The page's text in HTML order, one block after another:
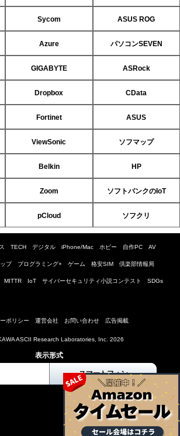
Sycom ASUS ROG
Azure パソコンSEVEN
GIGABYTE ASRock
Dropbox CData
Fortinet ASUS
ViewSonic ソフマップ
Belkin HP
Zoom ソフトバンクのIoT
pCloud ソフクリ
TECH デジタル iPhone/Mac ホビー 自作PC AV
プ プログラミング+ ゲーム 格安SIM 倶楽部情報局
MITTR IoT サイバーセキュリティ小説コンテスト SDGs
ポリシー 運営会社 お問い合わせ 広告掲載
ASCII Research Laboratories, Inc. 2026
表示形式
スマートフォン